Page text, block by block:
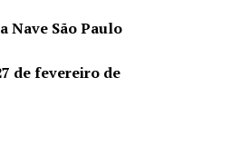
Nave São Paulo
de fevereiro de